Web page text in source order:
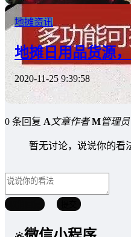
地摊资讯
地摊日用品货源
2020-11-25 9:39:58
0 条回复 A文章作者 M管理员
暂无讨论，说说你的看